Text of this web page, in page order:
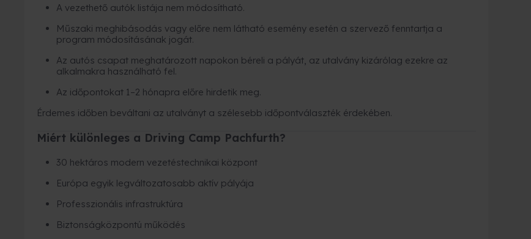
A vezethető autók listája nem módosítható.
Műszaki meghibásodás vagy előre nem látható esemény esetén a szervező fenntartja a
program módosításának jogát.
Az autós csapat meghatározott napokon béreli a pályát, az utalvány kizárólag ezekre az
alkalmakra használható fel.
Az időpontokat 1–2 hónapra előre hirdetik meg.
Érdemes időben beváltani az utalványt a szélesebb időpontválaszték érdekében.
Miért különleges a Driving Camp Pachfurth?
30 hektáros modern vezetéstechnikai központ
Európa egyik legváltozatosabb aktív pályája
Professzionális infrastruktúra
Biztonságközpontú működés